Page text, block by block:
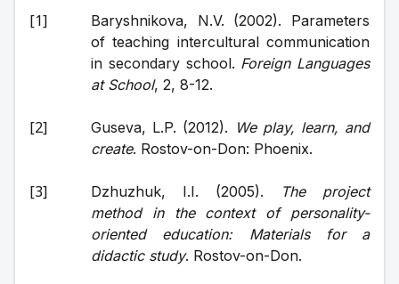
Baryshnikova, N.V. (2002). Parameters
of teaching intercultural communication
in secondary school. Foreign Languages
at School, 2, 8-12.
Guseva, L.P. (2012). We play, learn, and
create. Rostov-on-Don: Phoenix.
Dzhuzhuk, I.I. (2005).
The project
method in the context of personality-
oriented education: Materials for a
didactic study. Rostov-on-Don.